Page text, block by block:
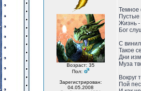
Возраст: 35
Пол:
Зарегистрирован:
04.05.2008
Темное
Пустые
Жизнь -
Бог
С
Такое
Дни
Муза
Вокруг
Пой